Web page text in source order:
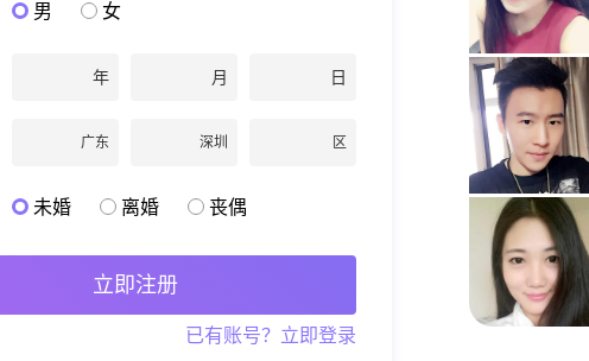
老婆。我想找个对我好的，让我疼的。我认为结了婚就不要离婚，怎么都能坚持
更多照片资料
男 女
年 月 日
广东 深圳 区
未婚 离婚 丧偶
立即注册
已有账号？立即登录